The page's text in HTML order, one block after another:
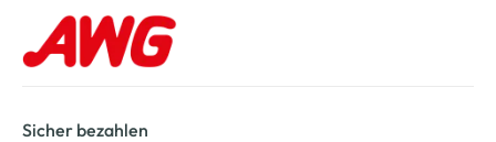
Sicher bezahlen